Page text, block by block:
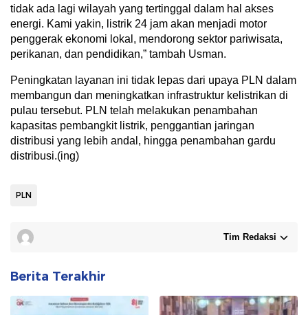
tidak ada lagi wilayah yang tertinggal dalam hal akses
energi. Kami yakin, listrik 24 jam akan menjadi motor
penggerak ekonomi lokal, mendorong sektor pariwisata,
perikanan, dan pendidikan,” tambah Usman.
Peningkatan layanan ini tidak lepas dari upaya PLN dalam
membangun dan meningkatkan infrastruktur kelistrikan di
pulau tersebut. PLN telah melakukan penambahan
kapasitas pembangkit listrik, penggantian jaringan
distribusi yang lebih andal, hingga penambahan gardu
distribusi.(ing)
PLN
Tim Redaksi
Berita Terakhir